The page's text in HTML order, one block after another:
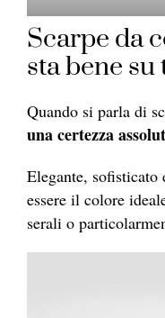
Scarpe da
sta bene su
Quando si parla di
una certezza
Elegante, sofisticato
essere il colore
serali o